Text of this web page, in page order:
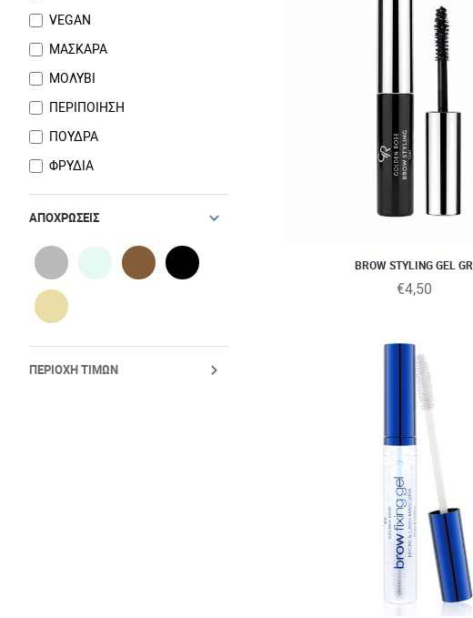
VEGAN
ΜΑΣΚΑΡΑ
ΜΟΛΥΒΙ
ΠΕΡΙΠΟΙΗΣΗ
ΠΟΥΔΡΑ
ΦΡΥΔΙΑ
ΑΠΟΧΡΏΣΕΙΣ
ΠΕΡΙΟΧΉ ΤΙΜΏΝ
BROW STYLING GEL GR
€4,50